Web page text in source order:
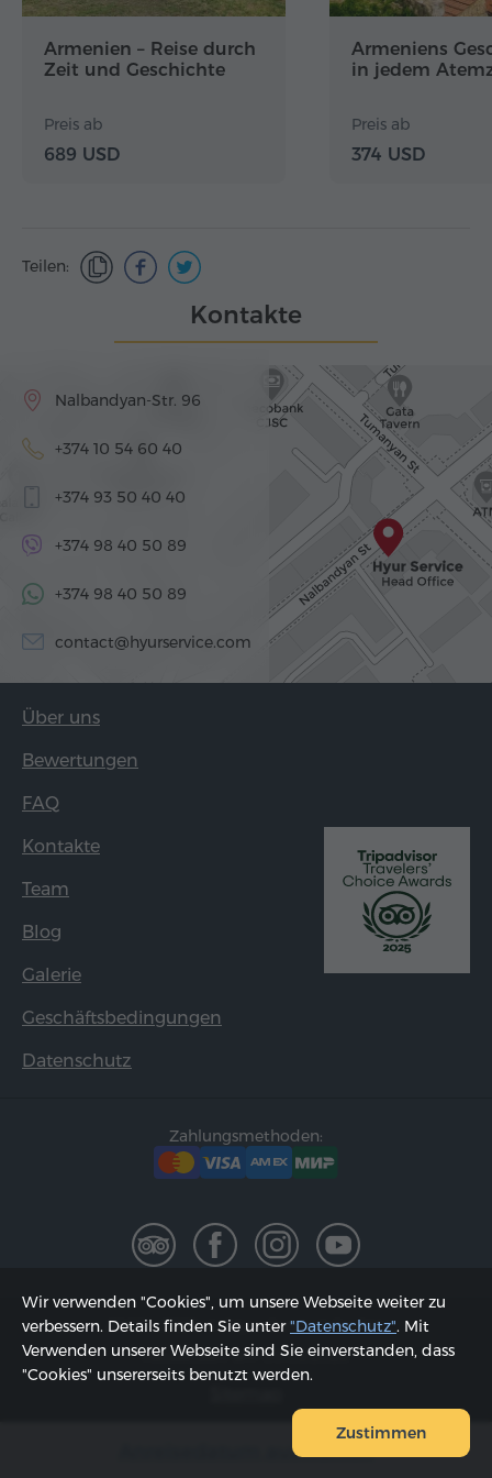
Armenien – Reise durch
Zeit und Geschichte
Preis ab
689 USD
Armeniens
in jedem
Preis ab
374 USD
Teilen:
Anreisedatum auswählen
Kontakte
Nalbandyan-Str. 96
+374 10 54 60 40
+374 93 50 40 40
+374 98 40 50 89
+374 98 40 50 89
contact@hyurservice.com
Über uns
Bewertungen
FAQ
Kontakte
Team
Blog
Galerie
Geschäftsbedingungen
Datenschutz
Zahlungsmethoden:
2002 - 2026, © "Hyur Service" GmbH;
Aktualisiert am 09.08.2026
Wir verwenden "Cookies", um unsere Webseite weiter zu
verbessern. Details finden Sie unter"Datenschutz". Mit
Verwenden unserer Webseite sind Sie einverstanden, dass
"Cookies" unsererseits benutzt werden.
Zustimmen